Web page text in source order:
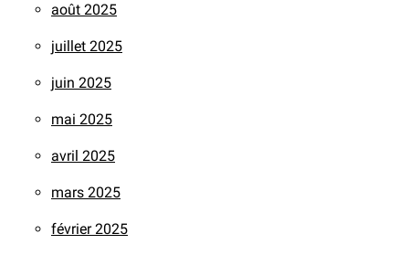
août 2025
juillet 2025
juin 2025
mai 2025
avril 2025
mars 2025
février 2025